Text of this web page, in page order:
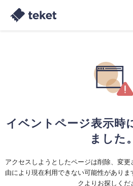
イベントページ表示時
ました。
アクセスしようとしたページは削除、変
由により現在利用できない可能性があり
クよりお探しくだ